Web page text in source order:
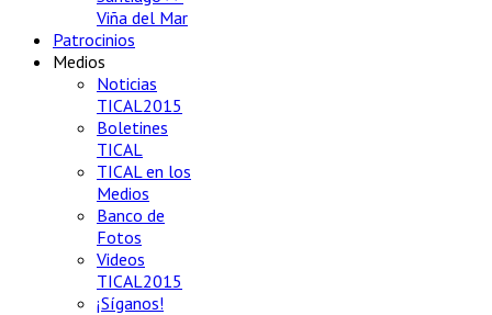
Viña del Mar
Patrocinios
Medios
Noticias
TICAL2015
Boletines
TICAL
TICAL en los
Medios
Banco de
Fotos
Videos
TICAL2015
¡Síganos!